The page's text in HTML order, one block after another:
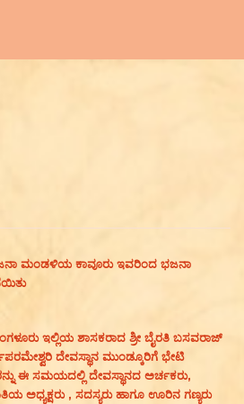
ಮಂಡಳಿಯ ಕಾವೂರು ಇವರಿಂದ ಭಜನಾ
ಇಲ್ಲಿಯ ಶಾಸಕರಾದ ಶ್ರೀ ಬೈರತಿ ಬಸವರಾಜ್
ದೇವಸ್ಥಾನ ಮುಂಡ್ಕೂರಿಗೆ ಭೇಟಿ
ಈ ಸಮಯದಲ್ಲಿ ದೇವಸ್ಥಾನದ ಅರ್ಚಕರು,
ಅಧ್ಯಕ್ಷರು , ಸದಸ್ಯರು ಹಾಗೂ ಊರಿನ ಗಣ್ಯರು